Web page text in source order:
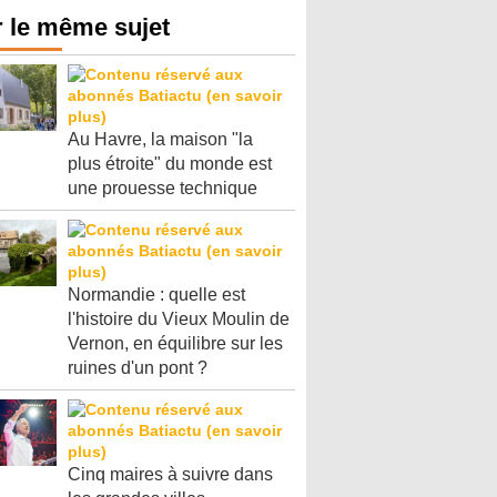
le même sujet
Au Havre, la maison "la
plus étroite" du monde est
une prouesse technique
Normandie : quelle est
l'histoire du Vieux Moulin de
Vernon, en équilibre sur les
ruines d'un pont ?
Cinq maires à suivre dans